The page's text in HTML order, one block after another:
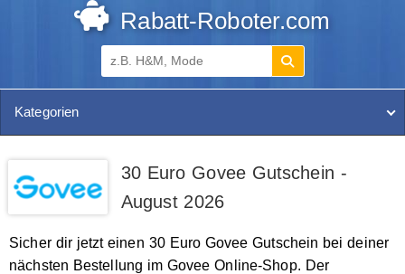
Rabatt-Roboter.com
Kategorien
30 Euro Govee Gutschein -
August 2026
Sicher dir jetzt einen 30 Euro Govee Gutschein bei deiner
nächsten Bestellung im Govee Online-Shop. Der